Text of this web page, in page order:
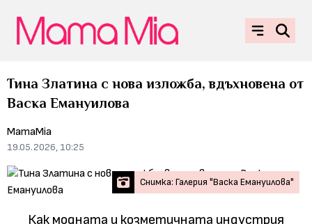
Тина Златина с нова изложба, вдъхновена от
Васка Емануилова
MamaMia
19.05.2026, 10:25
Снимка: Галерия "Васка Емануилова"
Как модната и козметичната индустрия